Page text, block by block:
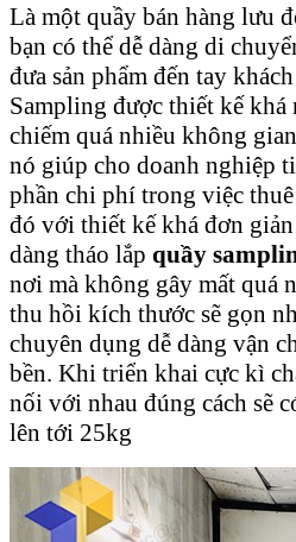
Là một quầy bán hàng lưu
bạn có thể dễ dàng di
đưa sản phẩm đến tay
Sampling được thiết kế
chiếm quá nhiều không
nó giúp cho doanh nghiệp
phần chi phí trong việc
đó với thiết kế khá đơn
dàng tháo lắp quầy
nơi mà không gây mất quá
thu hồi kích thước sẽ gọn
chuyên dụng dễ dàng vận
bền. Khi triển khai cực kì
nối với nhau đúng cách sẽ
lên tới 25kg